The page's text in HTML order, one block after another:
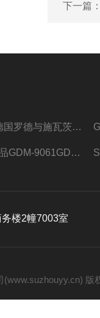
下一篇
ESL6德国罗德与施瓦茨预认证EMI接收机
特卖商品GDM-9061GDM-9061台式万用表
楼2幢7003室
(www.suzhouyy.cn)